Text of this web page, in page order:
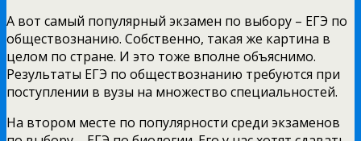
А вот самый популярный экзамен по выбору – ЕГЭ по
обществознанию. Собственно, такая же картина в
целом по стране. И это тоже вполне объяснимо.
Результаты ЕГЭ по обществознанию требуются при
поступлении в вузы на множество специальностей.
На втором месте по популярности среди экзаменов